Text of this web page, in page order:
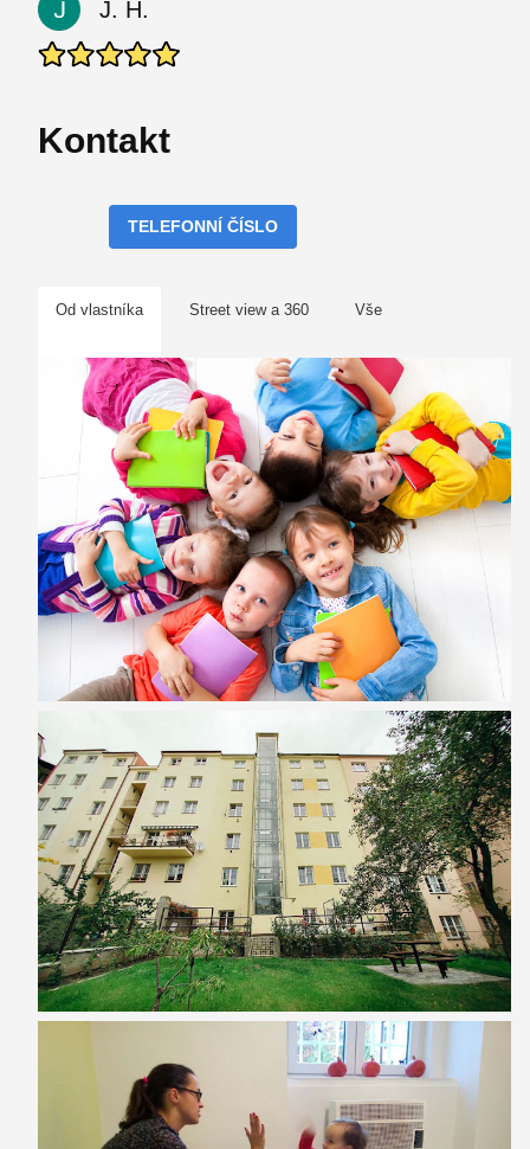
J. H.
Kontakt
TELEFONNÍ ČÍSLO
Od vlastníka Street view a 360 Vše